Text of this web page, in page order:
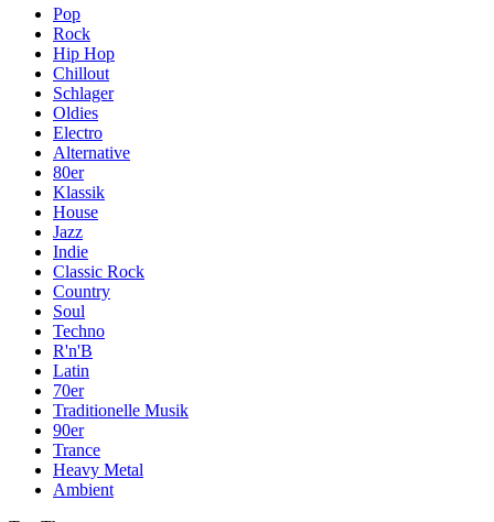
Pop
Rock
Hip Hop
Chillout
Schlager
Oldies
Electro
Alternative
80er
Klassik
House
Jazz
Indie
Classic Rock
Country
Soul
Techno
R'n'B
Latin
70er
Traditionelle Musik
90er
Trance
Heavy Metal
Ambient